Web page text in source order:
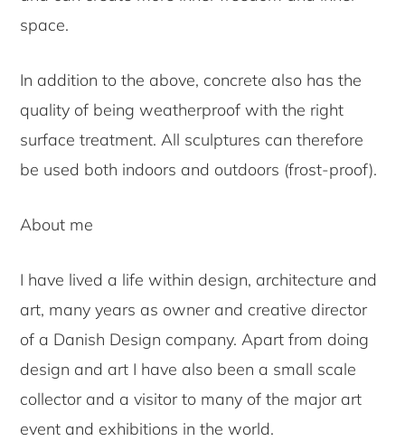
space.
In addition to the above, concrete also has the
quality of being weatherproof with the right
surface treatment. All sculptures can therefore
be used both indoors and outdoors (frost-proof).
About me
I have lived a life within design, architecture and
art, many years as owner and creative director
of a Danish Design company. Apart from doing
design and art I have also been a small scale
collector and a visitor to many of the major art
event and exhibitions in the world.